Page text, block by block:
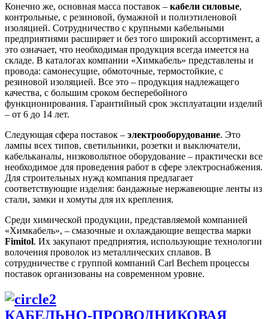
Конечно же, основная масса поставок – кабели силовые,
контрольные, с резиновой, бумажной и полиэтиленовой
изоляцией. Сотрудничество с крупными кабельными
предприятиями расширяет и без того широкий ассортимент, а
это означает, что необходимая продукция всегда имеется на
складе. В каталогах компании «Химкабель» представлены и
провода: самонесущие, обмоточные, термостойкие, с
резиновой изоляцией. Все это – продукция надлежащего
качества, с большим сроком бесперебойного
функционирования. Гарантийный срок эксплуатации изделий
– от 6 до 14 лет.
Следующая сфера поставок – электрооборудование. Это
лампы всех типов, светильники, розетки и выключатели,
кабельканалы, низковольтное оборудование – практически все
необходимое для проведения работ в сфере электроснабжения.
Для строительных нужд компания предлагает
соответствующие изделия: бандажные нержавеющие ленты из
стали, замки и хомуты для их крепления.
Среди химической продукции, представляемой компанией
«Химкабель», – смазочные и охлаждающие вещества марки
Fimitol. Их закупают предприятия, использующие технологии
волочения проволок из металлических сплавов. В
сотрудничестве с группой компаний Carl Bechem процессы
поставок организованы на современном уровне.
КАБЕЛЬНО-ПРОВОДНИКОВАЯ